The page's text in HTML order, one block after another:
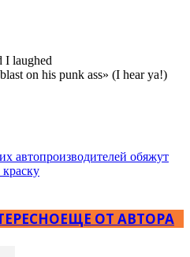
I laughed
on his punk ass» (I hear ya!)
автопроизводителей обяжут
ЕЩЕ ОТ АВТОРА